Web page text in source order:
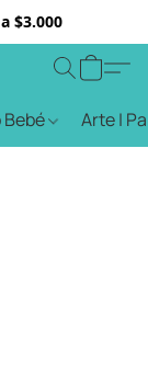
$3.000
Bebé Arte |